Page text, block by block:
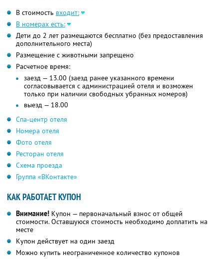
В стоимость входит:
В номерах есть:
Дети до 2 лет размещаются бесплатно (без предоставления
дополнительного места)
Размещение с животными запрещено
Расчетное время:
заезд — 13.00 (заезд ранее указанного времени
согласовывается с администрацией отеля и возможен
только при наличии свободных убранных номеров)
выезд — 18.00
Спа-центр отеля
Номера отеля
Фото отеля
Ресторан отеля
Схема проезда
Группа «ВКонтакте»
КАК РАБОТАЕТ КУПОН
Внимание! Купон — первоначальный взнос от общей
стоимости. Оставшуюся стоимость необходимо доплатить на
месте
Купон действует на один заезд
Можно купить неограниченное количество купонов